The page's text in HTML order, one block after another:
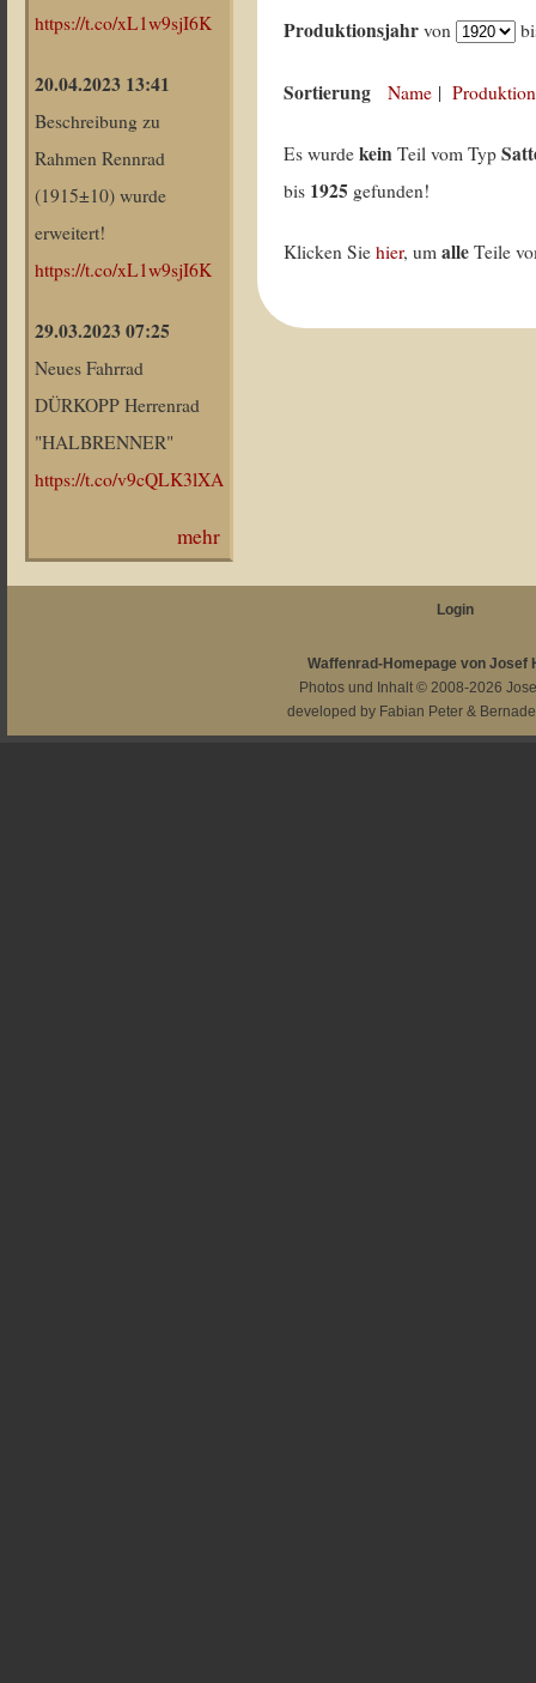
https://t.co/xL1w9sjI6K
20.04.2023 13:41
Beschreibung zu
Rahmen Rennrad
(1915±10) wurde
erweitert!
https://t.co/xL1w9sjI6K
29.03.2023 07:25
Neues Fahrrad
DÜRKOPP Herrenrad
"HALBRENNER"
https://t.co/v9cQLK3lXA
mehr
Produktionsjahr von
Sortierung Name |
Es wurdekein Teil vom Typ
bis 1925 gefunden!
Klicken Siehier, umalle Teile
Login
Waffenrad-Homepage von Josef
Photos und Inhalt © 2008-2026
developed by Fabian Peter &